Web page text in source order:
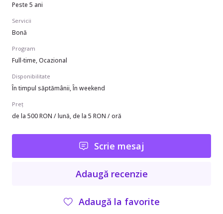
Peste 5 ani
Servicii
Bonă
Program
Full-time, Ocazional
Disponibilitate
În timpul săptămânii, În weekend
Preț
de la 500 RON / lună, de la 5 RON / oră
Scrie mesaj
Adaugă recenzie
Adaugă la favorite